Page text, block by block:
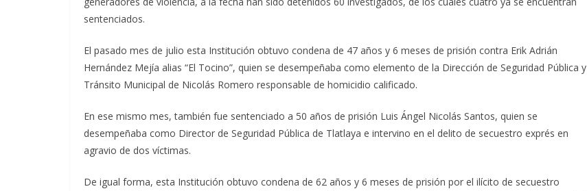
sentenciados.
El pasado mes de julio esta Institución obtuvo condena de 47 años y 6 meses de prisión contra Erik Adrián
Hernández Mejía alias “El Tocino”, quien se desempeñaba como elemento de la Dirección de Seguridad Pública y
Tránsito Municipal de Nicolás Romero responsable de homicidio calificado.
En ese mismo mes, también fue sentenciado a 50 años de prisión Luis Ángel Nicolás Santos, quien se
desempeñaba como Director de Seguridad Pública de Tlatlaya e intervino en el delito de secuestro exprés en
agravio de dos víctimas.
De igual forma, esta Institución obtuvo condena de 62 años y 6 meses de prisión por el ilícito de secuestro